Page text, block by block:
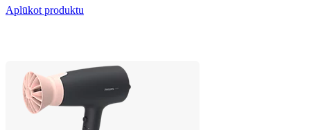
Aplūkot produktu